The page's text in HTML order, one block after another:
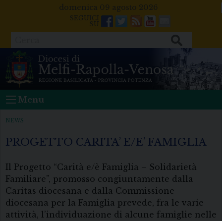
domenica 09 agosto 2026
Facebook
Twitter
FeedsYoutube
Mail
Menu
NEWS
PROGETTO CARITA’ E/E’ FAMIGLIA
Il Progetto “Carità e/è Famiglia – Solidarietà
Familiare”, promosso congiuntamente dalla
Caritas diocesana e dalla Commissione
diocesana per la Famiglia prevede, fra le varie
attività, l’individuazione di alcune famiglie nelle